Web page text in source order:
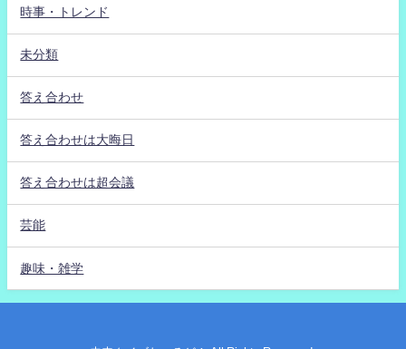
時事・トレンド
未分類
答え合わせ
答え合わせは大晦日
答え合わせは超会議
芸能
趣味・雑学